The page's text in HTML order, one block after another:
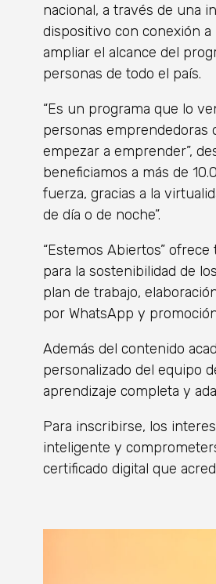
nacional, a través de una
dispositivo con conexión
ampliar el alcance del
personas de todo el país.
“Es un programa que lo
personas emprendedoras
empezar a emprender”,
beneficiamos a más de
fuerza, gracias a la
de día o de noche”.
“Estemos Abiertos”
para la sostenibilidad de
plan de trabajo,
por WhatsApp y
Además del contenido
personalizado del equipo
aprendizaje completa y
Para inscribirse, los
inteligente y
certificado digital que